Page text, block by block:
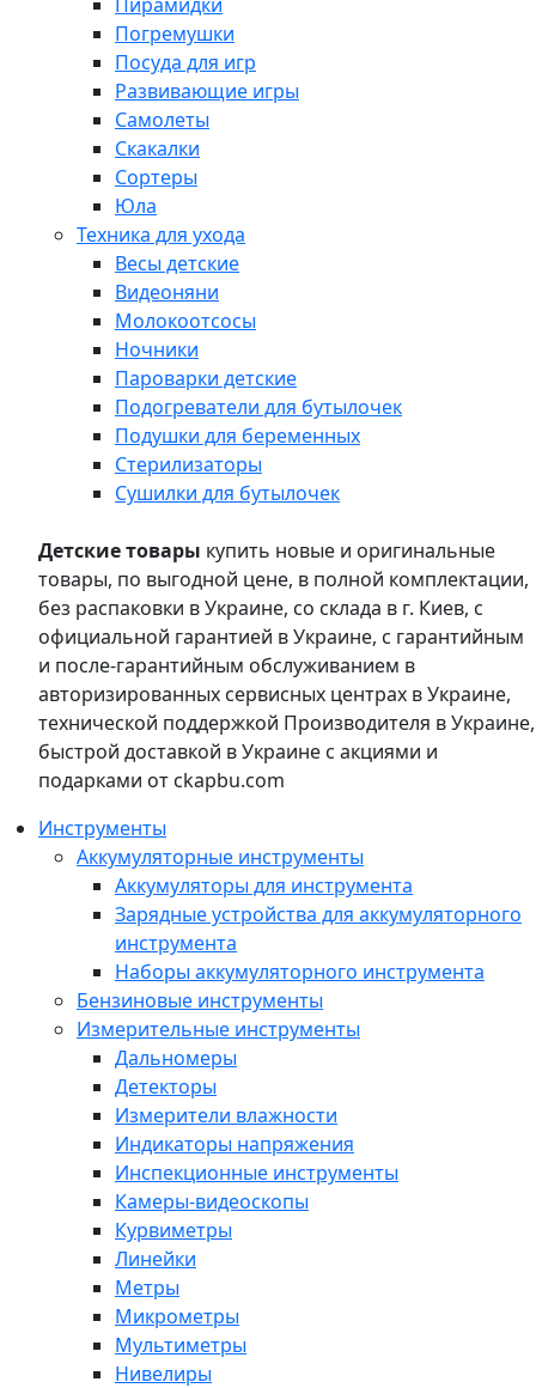
Погремушки
Посуда для игр
Развивающие игры
Самолеты
Скакалки
Сортеры
Юла
Техника для ухода
Весы детские
Видеоняни
Молокоотсосы
Ночники
Пароварки детские
Подогреватели для бутылочек
Подушки для беременных
Стерилизаторы
Сушилки для бутылочек
Детские товары купить новые и оригинальные
товары, по выгодной цене, в полной комплектации,
без распаковки в Украине, со склада в г. Киев, с
официальной гарантией в Украине, с гарантийным
и после-гарантийным обслуживанием в
авторизированных сервисных центрах в Украине,
технической поддержкой Производителя в Украине,
быстрой доставкой в Украине с акциями и
подарками от ckapbu.com
Инструменты
Аккумуляторные инструменты
Аккумуляторы для инструмента
Зарядные устройства для аккумуляторного
инструмента
Наборы аккумуляторного инструмента
Бензиновые инструменты
Измерительные инструменты
Дальномеры
Детекторы
Измерители влажности
Индикаторы напряжения
Инспекционные инструменты
Камеры-видеоскопы
Курвиметры
Линейки
Метры
Микрометры
Мультиметры
Нивелиры